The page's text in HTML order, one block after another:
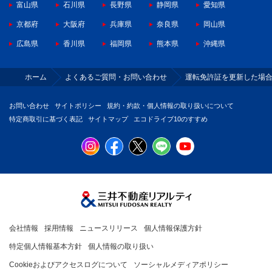
富山県 石川県 長野県 静岡県 愛知県
京都府 大阪府 兵庫県 奈良県 岡山県
広島県 香川県 福岡県 熊本県 沖縄県
ホーム よくあるご質問・お問い合わせ 運転免許証を更新した場
お問い合わせ サイトポリシー
規約・約款・個人情報の取り扱いについて
特定商取引に基づく表記
サイトマップ エコドライブ10のすすめ
会社情報 採用情報 ニュースリリース 個人情報保護方針
特定個人情報基本方針 個人情報の取り扱い
Cookieおよびアクセスログについて ソーシャルメディアポリシー